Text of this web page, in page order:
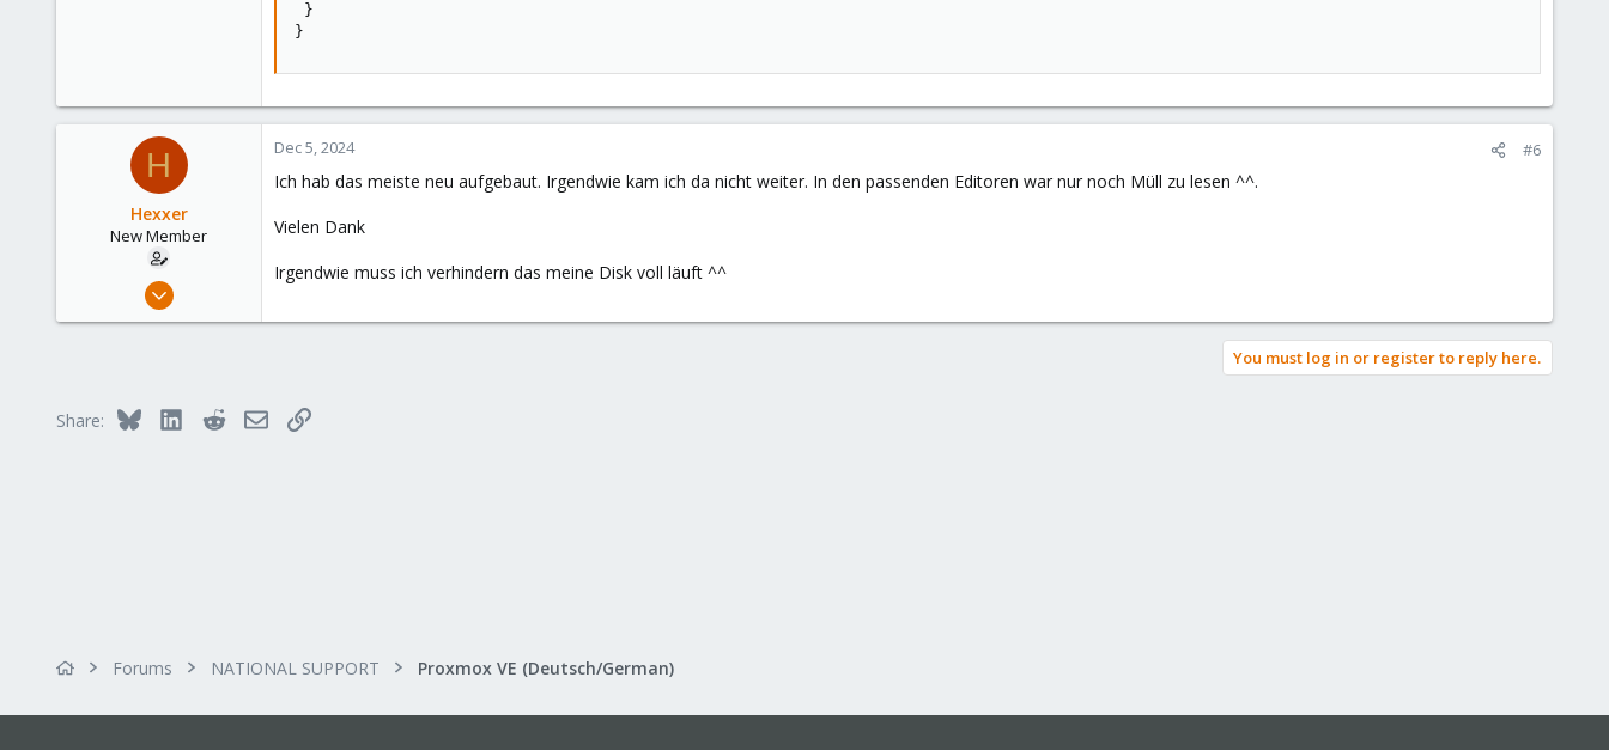
}
}
H
Hexxer
New Member
Sep 12, 2024
Dec 5, 2024 #6
Ich hab das meiste neu aufgebaut. Irgendwie kam ich da nicht weiter. In den passenden Editoren war nur noch Müll zu lesen ^^.
Vielen Dank
Irgendwie muss ich verhindern das meine Disk voll läuft ^^
You must log in or register to reply here.
Share: Bluesky LinkedInRedditEmailLink
Forums NATIONAL SUPPORT Proxmox VE (Deutsch/German)